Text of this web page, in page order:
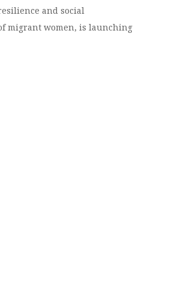
and social
migrant women, is launching